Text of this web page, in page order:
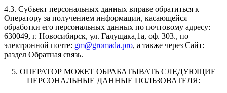
4.3. Субъект персональных данных вправе обратиться к
Оператору за получением информации, касающейся
обработки его персональных данных по почтовому адресу:
630049, г. Новосибирск, ул. Галущака,1а, оф. 303., по
электронной почте: gm@gromada.pro, а также через Сайт:
раздел Обратная связь.
5. ОПЕРАТОР МОЖЕТ ОБРАБАТЫВАТЬ СЛЕДУЮЩИЕ
ПЕРСОНАЛЬНЫЕ ДАННЫЕ ПОЛЬЗОВАТЕЛЯ: